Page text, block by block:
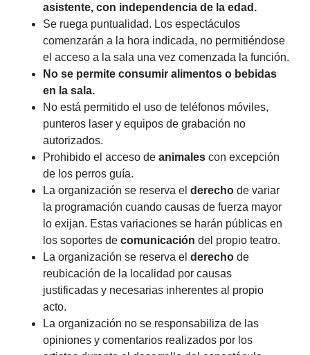
asistente, con independencia de la edad.
Se ruega puntualidad. Los espectáculos
comenzarán a la hora indicada, no permitiéndose
el acceso a la sala una vez comenzada la función.
No se permite consumir alimentos o bebidas
en la sala.
No está permitido el uso de teléfonos móviles,
punteros laser y equipos de grabación no
autorizados.
Prohibido el acceso de animales con excepción
de los perros guía.
La organización se reserva el derecho de variar
la programación cuando causas de fuerza mayor
lo exijan. Estas variaciones se harán públicas en
los soportes de comunicación del propio teatro.
La organización se reserva el derecho de
reubicación de la localidad por causas
justificadas y necesarias inherentes al propio
acto.
La organización no se responsabiliza de las
opiniones y comentarios realizados por los